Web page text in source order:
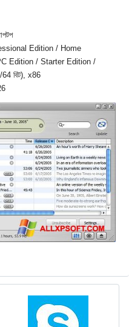
Edition / Home
Edition / Starter Edition /
বিট), x86